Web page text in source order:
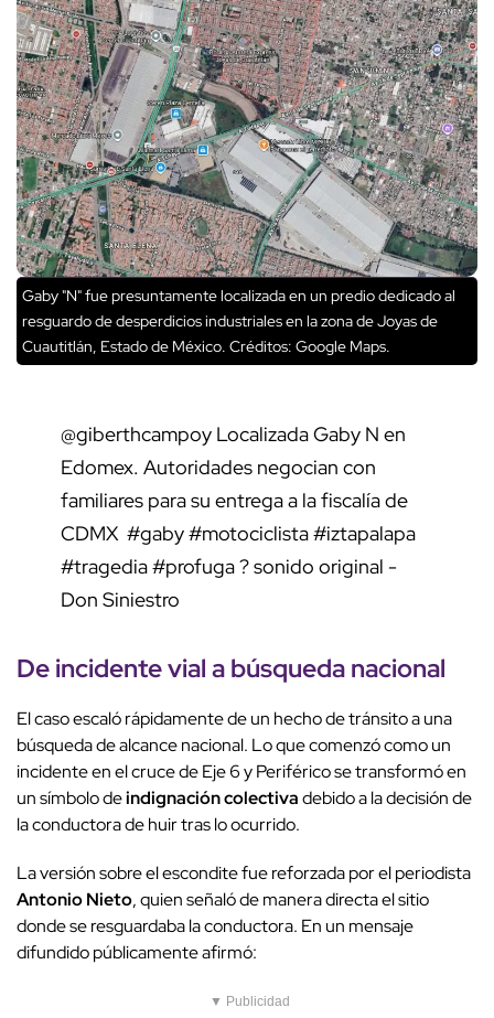
Gaby "N" fue presuntamente localizada en un predio dedicado al
resguardo de desperdicios industriales en la zona de Joyas de
Cuautitlán, Estado de México. Créditos: Google Maps.
@giberthcampoy Localizada Gaby N en
Edomex. Autoridades negocian con
familiares para su entrega a la fiscalía de
CDMX #gaby#motociclista#iztapalapa
#tragedia#profuga? sonido original -
Don Siniestro
Deincidente vialabúsqueda nacional
El caso escaló rápidamente de un hecho de tránsito a una
búsqueda de alcance nacional. Lo que comenzó como un
incidente en el cruce de Eje 6 y Periférico se transformó en
un símbolo deindignación colectivadebido a la decisión de
la conductora de huir tras lo ocurrido.
La versión sobre el escondite fue reforzada por el periodista
Antonio Nieto, quien señaló de manera directa el sitio
donde se resguardaba la conductora. En un mensaje
difundido públicamente afirmó:
▼ Publicidad